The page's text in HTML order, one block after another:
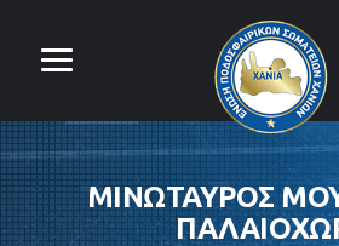
ΜΙΝΩΤΑΥΡΟΣ